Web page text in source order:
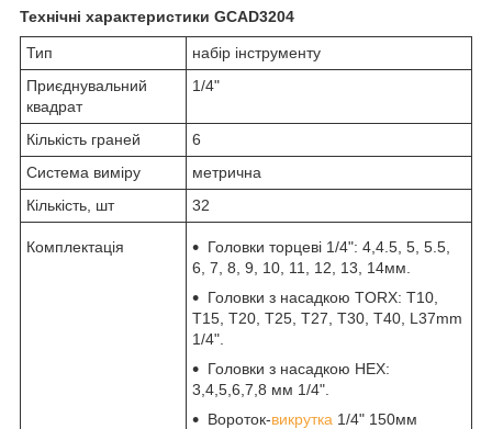
Технічні характеристики GCAD3204
Тип
набір інструменту
Приєднувальний
квадрат
1/4"
Кількість граней
6
Система виміру
метрична
Кількість, шт
32
Комплектація
Головки торцеві 1/4": 4,4.5, 5, 5.5,
6, 7, 8, 9, 10, 11, 12, 13, 14мм.
Головки з насадкою TORX: T10,
Т15, Т20, Т25, Т27, Т30, Т40, L37mm
1/4".
Головки з насадкою HEX:
3,4,5,6,7,8 мм 1/4".
Вороток-викрутка 1/4" 150мм